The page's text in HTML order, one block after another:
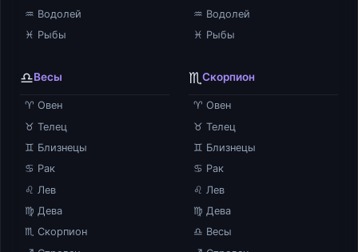
♒ Водолей
♓ Рыбы
♒ Водолей
♓ Рыбы
♎Весы
♈ Овен
♉ Телец
♊ Близнецы
♋ Рак
♌ Лев
♍ Дева
♏ Скорпион
♏ Скорпион
♈ Овен
♉ Телец
♊ Близнецы
♋ Рак
♌ Лев
♍ Дева
♎ Весы